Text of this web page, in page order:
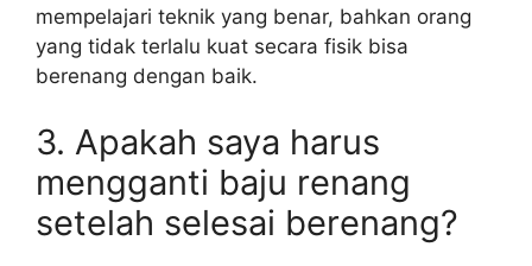
mempelajari teknik yang benar, bahkan orang
yang tidak terlalu kuat secara fisik bisa
berenang dengan baik.
3. Apakah saya harus
mengganti baju renang
setelah selesai berenang?